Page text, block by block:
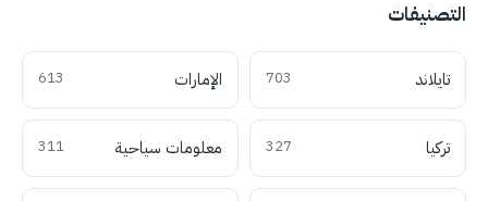
التصنيفات
تايلاند 703 الإمارات 613
تركيا 327 معلومات سياحية 311